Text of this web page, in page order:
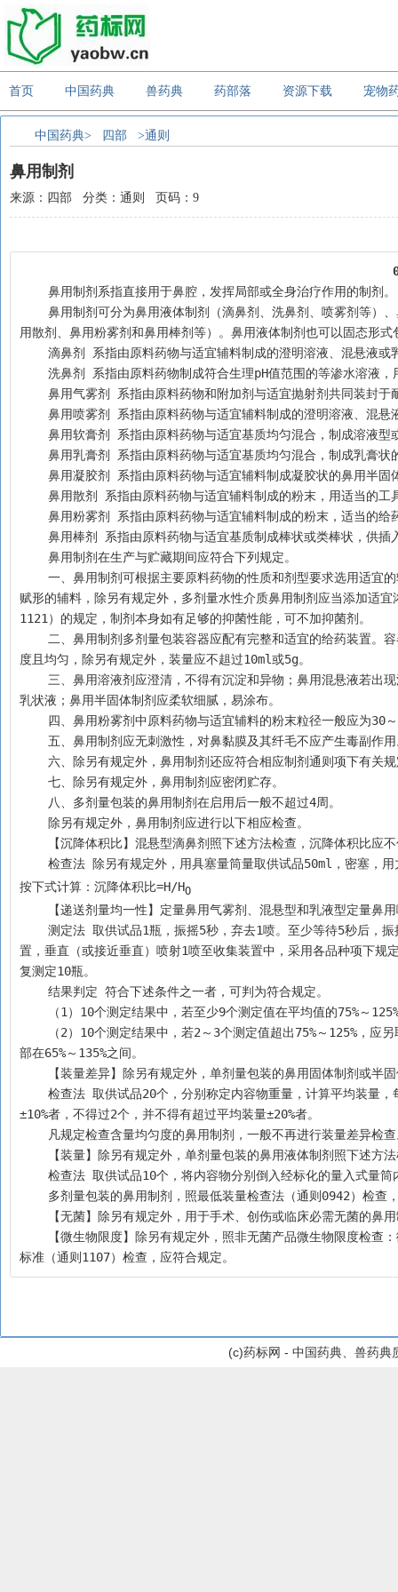
首页 中国药典 兽药典 药部落 资源下载 宠物
中国药典> 四部 >通则
鼻用制剂
来源：四部 分类：通则 页码：9
    鼻用制剂系指直接用于鼻腔，发挥局部或全身治疗作用的制剂。
用散剂、鼻用粉雾剂和鼻用棒剂等）。鼻用液体制剂也可以固态形
滴鼻剂 系指由原料药物与适宜辅料制成的澄明溶液、混悬液
洗鼻剂 系指由原料药物制成符合生理pH值范围的等渗水溶
鼻用气雾剂 系指由原料药物和附加剂与适宜抛射剂共同装
鼻用喷雾剂 系指由原料药物与适宜辅料制成的澄明溶液、混
鼻用软膏剂 系指由原料药物与适宜基质均匀混合，制成溶液
鼻用乳膏剂 系指由原料药物与适宜基质均匀混合，制成乳膏
鼻用凝胶剂 系指由原料药物与适宜辅料制成凝胶状的鼻用半固
鼻用散剂 系指由原料药物与适宜辅料制成的粉末，用适当的
鼻用粉雾剂 系指由原料药物与适宜辅料制成的粉末，适当的
鼻用棒剂 系指由原料药物与适宜基质制成棒状或类棒状，供
    鼻用制剂在生产与贮藏期间应符合下列规定。
赋形的辅料，除另有规定外，多剂量水性介质鼻用制剂应当添加适
1121）的规定，制剂本身如有足够的抑菌性能，可不加抑菌剂。
度且均匀，除另有规定外，装量应不趄过10ml或5g。
乳状液；鼻用半固体制剂应柔软细腻，易涂布。
四、鼻用粉雾剂中原料药物与适宜辅料的粉末粒径一般应
五、鼻用制剂应无刺激性，对鼻黏膜及其纤毛不应产生毒副
六、除另有规定外，鼻用制剂还应符合相应制剂通则项下有关
    七、除另有规定外，鼻用制剂应密闭贮存。
    八、多剂量包装的鼻用制剂在启用后一般不超过4周。
    除另有规定外，鼻用制剂应进行以下相应检查。
【沉降体积比】混悬型滴鼻剂照下述方法检查，沉降体积比应
检查法 除另有规定外，用具塞量筒量取供试品50ml，密塞
按下式计算：沉降体积比=H/HO
【递送剂量均一性】定量鼻用气雾剂、混悬型和乳液型定量
置，垂直（或接近垂直）喷射1喷至收集装置中，采用各品种项下
复测定10瓶。
    结果判定 符合下述条件之一者，可判为符合规定。
（1）10个测定结果中，若至少9个测定值在平均值的75%～
部在65%～135%之间。
【装量差异】除另有规定外，单剂量包装的鼻用固体制剂或
±10%者，不得过2个，并不得有超过平均装量±20%者。
凡规定检查含量均匀度的鼻用制剂，一般不再进行装量差异检
【装量】除另有规定外，单剂量包装的鼻用液体制剂照下述方
检查法 取供试品10个，将内容物分别倒入经标化的量入式
多剂量包装的鼻用制剂，照最低装量检查法（通则0942）检查
【无菌】除另有规定外，用于手术、创伤或临床必需无菌的
标准（通则1107）检查，应符合规定。
(c)药标网 - 中国药典、兽药典